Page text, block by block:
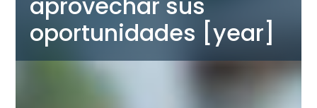
oportunidades [year]